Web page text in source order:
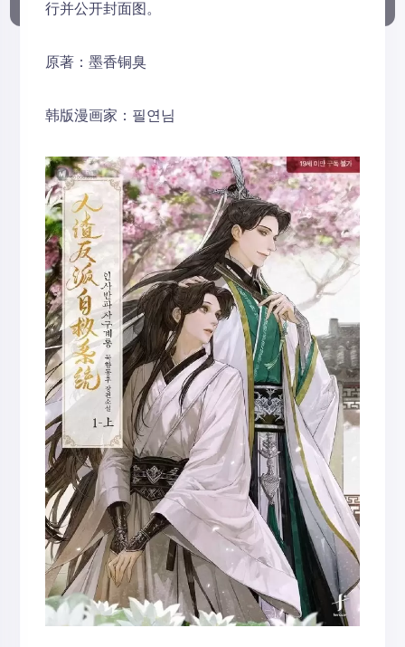
行并公开封面图。
原著：墨香铜臭
韩版漫画家：필연님